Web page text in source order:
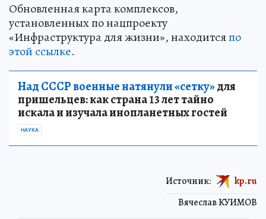
Обновленная карта комплексов,
установленных по нацпроекту
«Инфраструктура для жизни», находитсяпо
этой ссылке.
Над СССР военные натянули «сетку»для
пришельцев: как страна 13 лет тайно
искала и изучала инопланетных гостей
НАУКА
Вячеслав КУИМОВ
Источник: kp.ru